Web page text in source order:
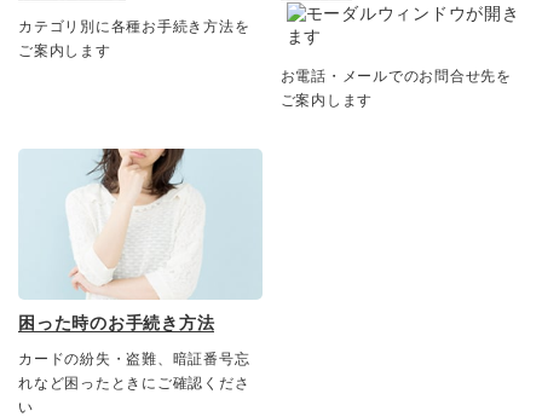
カテゴリ別に各種お手続き方法を
ご案内します
お電話・メールでのお問合せ先を
ご案内します
困った時のお手続き方法
カードの紛失・盗難、暗証番号忘
れなど困ったときにご確認くださ
い